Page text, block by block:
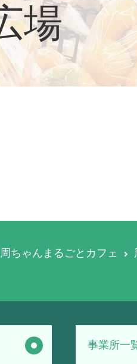
場
周ちゃんまるごとカフェ
事業所一